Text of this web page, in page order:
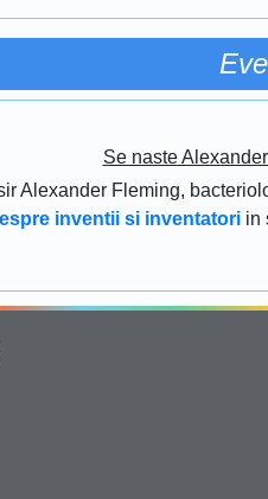
Se naste
Alexander Fleming,
inventii si inventatori in